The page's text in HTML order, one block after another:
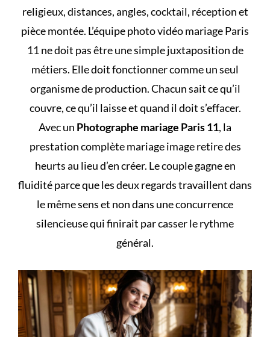
religieux, distances, angles, cocktail, réception et
pièce montée. L’équipe photo vidéo mariage Paris
11 ne doit pas être une simple juxtaposition de
métiers. Elle doit fonctionner comme un seul
organisme de production. Chacun sait ce qu’il
couvre, ce qu’il laisse et quand il doit s’effacer.
Avec un Photographe mariage Paris 11, la
prestation complète mariage image retire des
heurts au lieu d’en créer. Le couple gagne en
fluidité parce que les deux regards travaillent dans
le même sens et non dans une concurrence
silencieuse qui finirait par casser le rythme
général.